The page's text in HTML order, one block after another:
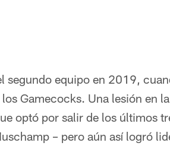
segundo equipo en 2019,
Gamecocks. Una lesión en
optó por salir de los últimos
– pero aún así logró